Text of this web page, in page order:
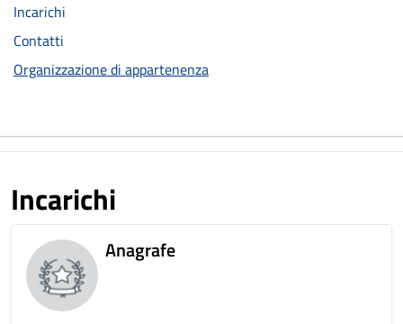
Incarichi
Contatti
Organizzazione di appartenenza
Incarichi
Anagrafe